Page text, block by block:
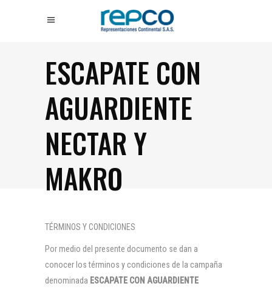
ESCAPATE CON
AGUARDIENTE
NECTAR Y
MAKRO
TÉRMINOS Y CONDICIONES
Por medio del presente documento se dan a
conocer los términos y condiciones de la campaña
denominada ESCAPATE CON AGUARDIENTE